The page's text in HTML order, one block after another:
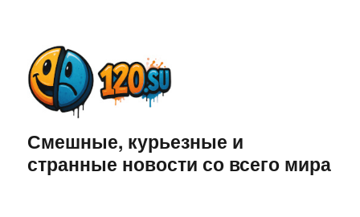
Смешные, курьезные и
странные новости со всего мира